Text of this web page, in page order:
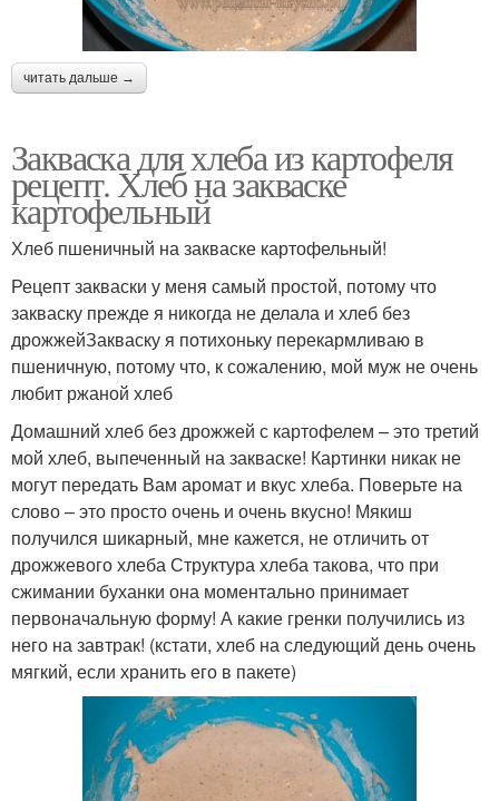
читать дальше →
Закваска для хлеба из картофеля
рецепт. Хлеб на закваске
картофельный
Хлеб пшеничный на закваске картофельный!
Рецепт закваски у меня самый простой, потому что
закваску прежде я никогда не делала и хлеб без
дрожжейЗакваску я потихоньку перекармливаю в
пшеничную, потому что, к сожалению, мой муж не очень
любит ржаной хлеб
Домашний хлеб без дрожжей с картофелем – это третий
мой хлеб, выпеченный на закваске! Картинки никак не
могут передать Вам аромат и вкус хлеба. Поверьте на
слово – это просто очень и очень вкусно! Мякиш
получился шикарный, мне кажется, не отличить от
дрожжевого хлеба Структура хлеба такова, что при
сжимании буханки она моментально принимает
первоначальную форму! А какие гренки получились из
него на завтрак! (кстати, хлеб на следующий день очень
мягкий, если хранить его в пакете)